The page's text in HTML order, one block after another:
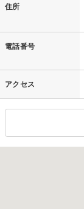
住所
電話番号
アクセス